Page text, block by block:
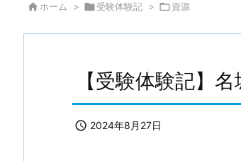
 ホーム > 受験体験記 > 資源
【受験体験記】
 2024年8月27日